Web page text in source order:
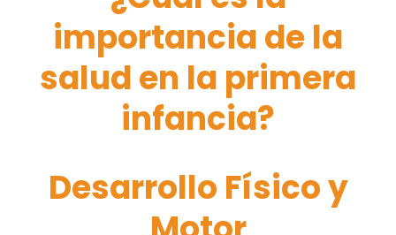
importancia de la
salud en la primera
infancia?
Desarrollo Físico y